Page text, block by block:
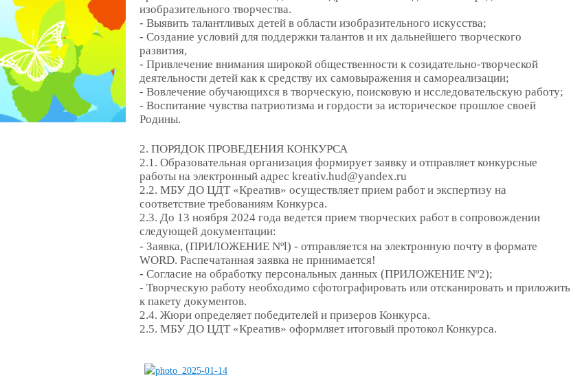
изобразительного творчества.
- Выявить талантливых детей в области изобразительного искусства;
- Создание условий для поддержки талантов и их дальнейшего творческого
развития,
- Привлечение внимания широкой общественности к созидательно-творческой
деятельности детей как к средству их самовыражения и самореализации;
- Вовлечение обучающихся в творческую, поисковую и исследовательскую работу;
- Воспитание чувства патриотизма и гордости за историческое прошлое своей
Родины.
2. ПОРЯДОК ПРОВЕДЕНИЯ КОНКУРСА
2.1. Образовательная организация формирует заявку и отправляет конкурсные
работы на электронный адрес kreativ.hud@yandex.ru
2.2. МБУ ДО ЦДТ «Креатив» осуществляет прием работ и экспертизу на
соответствие требованиям Конкурса.
2.3. До 13 ноября 2024 года ведется прием творческих работ в сопровождении
следующей документации:
- Заявка, (ПРИЛОЖЕНИЕ Nºl) - отправляется на электронную почту в формате
WORD. Распечатанная заявка не принимается!
- Согласие на обработку персональных данных (ПРИЛОЖЕНИЕ Nº2);
- Творческую работу необходимо сфотографировать или отсканировать и приложить
к пакету документов.
2.4. Жюри определяет победителей и призеров Конкурса.
2.5. МБУ ДО ЦДТ «Креатив» оформляет итоговый протокол Конкурса.